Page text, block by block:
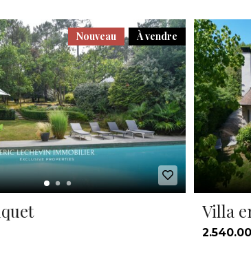
À vendre
Nouveau
Villa